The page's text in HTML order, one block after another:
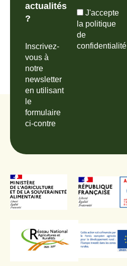
actualités
?
Inscrivez-
vous à
notre
newsletter
en utilisant
le
formulaire
ci-contre
J'accepte
la politique
de
confidentialité